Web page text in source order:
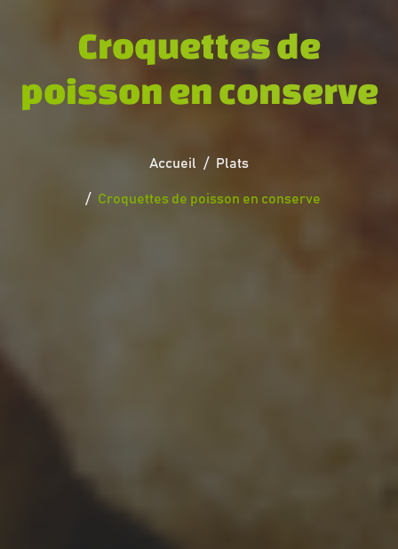
Croquettes de
poisson en conserve
Accueil Plats
Croquettes de poisson en conserve